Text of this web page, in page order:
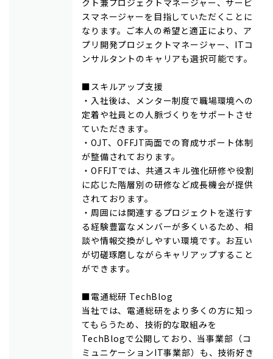
スマネージャーを目指していただくことに
なります。ご本人の希望と適正により、ア
プリ開発プロジェクトマネージャー、ITコ
ンサルタントのキャリアも選択可能です。
■スキルアップ支援
・入社後は、メンター制度で職場環境への
定着や社員との人脈づくりをサポートさせ
ていただきます。
・OJT、OFFJT両面での育成サポート体制
が整備されております。
・OFFJTでは、共通スキル強化研修や役割
に応じた階層別の研修など成長機会が提供
されております。
・周囲には関連するプロジェクトを遂行す
る経験豊富なメンバーが多くいるため、相
談や情報交換がしやすい環境です。お互い
が切磋琢磨しながらキャリアップすること
ができます。
■電通総研 TechBlog
当社では、電通総研をより多くの方に知っ
てもらうため、技術的な取組みを
TechBlogで公開しており、当事業部（コ
ミュニケーションIT事業部）も、技術好き